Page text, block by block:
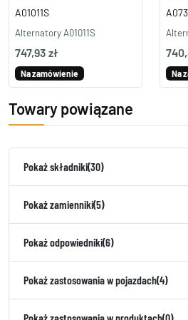
A01011S
Alternatory A01011S
747,93 zł
Na zamówienie Na
Towary powiązane
Pokaż składniki(30)
Pokaż zamienniki(5)
Pokaż odpowiedniki(6)
Pokaż zastosowania w pojazdach(4)